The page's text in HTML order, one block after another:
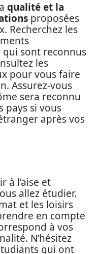
qualité et la
proposées
Recherchez les
qui sont reconnus
les
pour vous faire
Assurez-vous
sera reconnu
pays si vous
après vos
à l’aise et
allez étudier.
et les loisirs
en compte
à vos
N’hésitez
qui ont